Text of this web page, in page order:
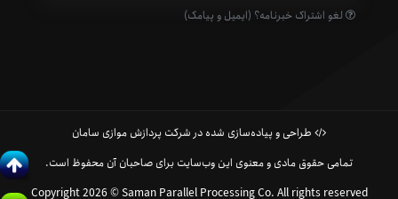
لغو اشتراک خبرنامه؟ (ایمیل و پیامک)
طراحی و پیاده‌سازی شده در شرکت پردازش موازی سامان
تمامی حقوق مادی و معنوی این وب‌سایت برای صاحبان آن محفوظ است.
Copyright 2026 © Saman Parallel Processing Co. All rights reserved